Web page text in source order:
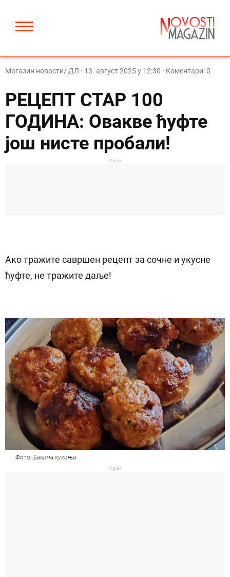
Магазин новости/ ДЛ · 13. август 2025 у 12:30 · Коментари: 0
РЕЦЕПТ СТАР 100
ГОДИНА: Овакве ћуфте
још нисте пробали!
Oglas
Ако тражите савршен рецепт за сочне и укусне
ћуфте, не тражите даље!
Фото: Бакина кухиња
Oglas